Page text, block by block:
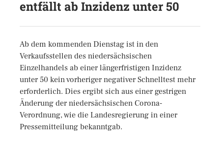
entfällt ab Inzidenz unter 50
Ab dem kommenden Dienstag ist in den
Verkaufsstellen des niedersächsischen
Einzelhandels ab einer längerfristigen Inzidenz
unter 50 kein vorheriger negativer Schnelltest mehr
erforderlich. Dies ergibt sich aus einer gestrigen
Änderung der niedersächsischen Corona-
Verordnung, wie die Landesregierung in einer
Pressemitteilung bekanntgab.